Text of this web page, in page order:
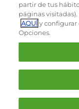
Términos
partir de tus
páginas
AQUÍy configurar
Opciones.